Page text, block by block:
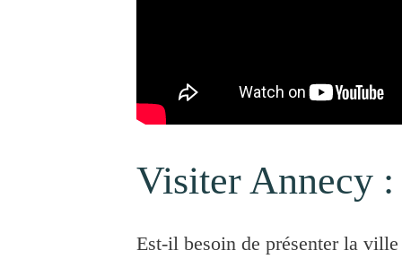
Visiter Annecy :
Est-il besoin de présenter la